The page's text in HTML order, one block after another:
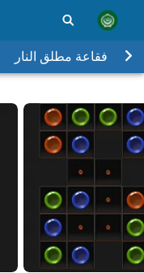
فقاعة مطلق النار